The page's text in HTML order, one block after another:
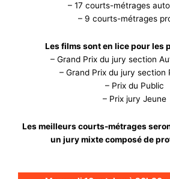
– 17 courts-métrages
– 9 courts-métrages
Les films sont en lice pour les
– Grand Prix du jury section
– Grand Prix du jury section
– Prix du Public
– Prix jury Jeune
Les meilleurs courts-métrages
un jury mixte composé de